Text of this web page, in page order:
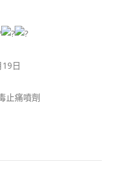
日
止痛噴劑